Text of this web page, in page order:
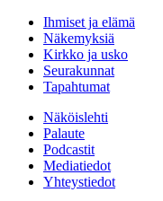
Ihmiset ja elämä
Näkemyksiä
Kirkko ja usko
Seurakunnat
Tapahtumat
Näköislehti
Palaute
Podcastit
Mediatiedot
Yhteystiedot